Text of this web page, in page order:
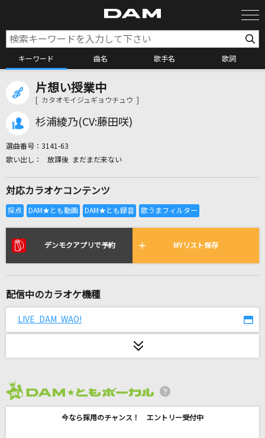
キーワード 曲名 歌手名 歌詞
カラオケ検索
カラオケ店舗検索
全国りれき
リアルタイムで歌われている曲の一覧
からくりピエロ
PANDORA
片想い授業中
[ カタオモイジュギョウチュウ ]
杉浦綾乃(CV:藤田咲)
選曲番号： 3141-63
放課後 まだまだ来ない
対応カラオケコンテンツ
デンモクアプリで予約 MYリスト保存
配信中のカラオケ機種
LIVE DAM WAO!
今なら採用のチャンス！ エントリー受付中